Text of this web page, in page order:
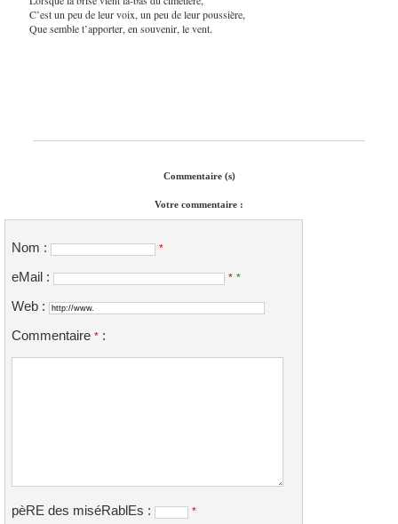
C’est un peu de leur voix, un peu de leur poussière,
Que semble t’apporter, en souvenir, le vent.
Commentaire (s)
Votre commentaire :
Nom : *
eMail : * *
Web :
Commentaire * :
pèRE des miséRablEs : *